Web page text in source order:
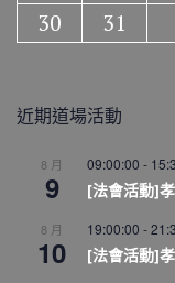
30
31
近期道場活動
8 月
9
09:00:00 -
[法會活動]
8 月
10
19:00:00 -
[法會活動]